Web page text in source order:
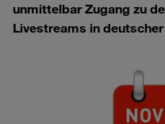
unmittelbar Zugang zu
Livestreams in